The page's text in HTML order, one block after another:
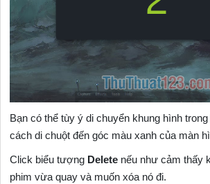
Bạn có thể tùy ý di chuyển khung hình
cách di chuột đến góc màu xanh của màn
Click biểu tượng Delete nếu như cảm thấy
phim vừa quay và muốn xóa nó đi.